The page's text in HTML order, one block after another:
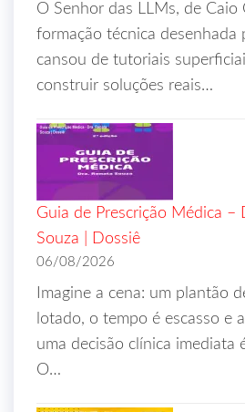
O Senhor das LLMs, de Caio
formação técnica desenhada
cansou de tutoriais
construir soluções reais…
Guia de Prescrição Médica –
Souza | Dossiê
06/08/2026
Imagine a cena: um plantão
lotado, o tempo é escasso e
uma decisão clínica imediata
O…